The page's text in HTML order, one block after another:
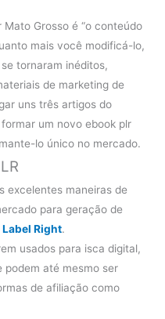
Grosso é “o conteúdo
mais você modificá-lo,
tornaram inéditos,
de marketing de
uns três artigos do
um novo ebook plr
lo único no mercado.
excelentes maneiras de
para geração de
Right.
usados para isca digital,
podem até mesmo ser
de afiliação como